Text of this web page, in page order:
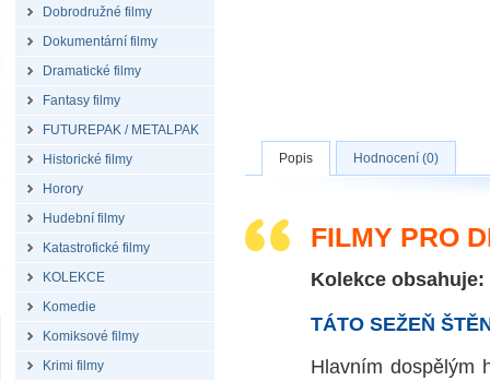
Dobrodružné filmy
Dokumentární filmy
Dramatické filmy
Fantasy filmy
FUTUREPAK / METALPAK
Historické filmy
Horory
Hudební filmy
Katastrofické filmy
KOLEKCE
Komedie
Komiksové filmy
Krimi filmy
Popis Hodnocení (0)
FILMY PRO
Kolekce obsahuje:
TÁTO SEŽEŇ
Hlavním dospělým